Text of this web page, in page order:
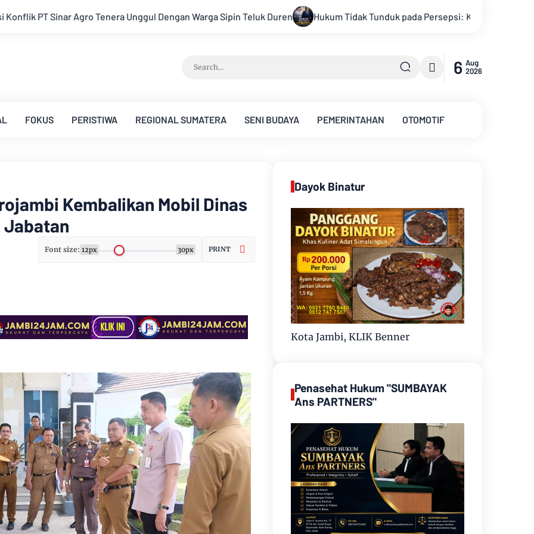
Warga Sipin Teluk Duren Hukum Tidak Tunduk pada Persepsi: Kritik Terhadap Monopoli Kebenaran oleh Media dan
6 Aug
2026
FOKUS PERISTIWA REGIONAL SUMATERA SENI BUDAYA PEMERINTAHAN OTOMOTIF
Kembalikan Mobil Dinas
Jabatan
Font size: 12px 30px PRINT
Dayok Binatur
Kota Jambi, KLIK Benner
Penasehat Hukum "SUMBAYAK
Ans PARTNERS"